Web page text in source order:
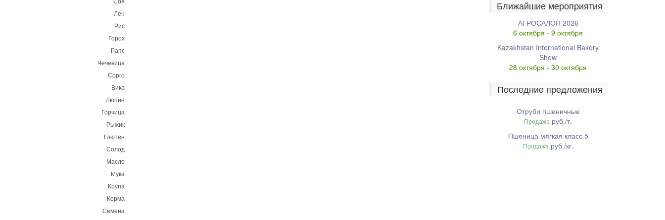
Лен
Рис
Горох
Рапс
Чечевица
Сорго
Вика
Люпин
Горчица
Рыжик
Глютен
Солод
Масло
Мука
Крупа
Корма
Семена
Ближайшие мероприятия
АГРОСАЛОН 2026
6 октября - 9 октября
Kazakhstan International Bakery
Show
28 октября - 30 октября
Последние предложения
Отруби пшеничные
Продажа руб./т.
Пшеница мягкая класс 5
Продажаруб./кг.